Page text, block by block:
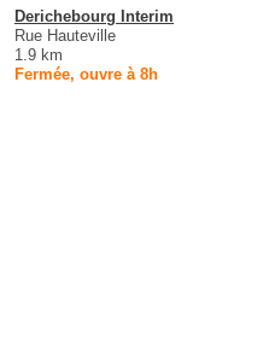
Derichebourg Interim
Rue Hauteville
1.9 km
Fermée, ouvre à 8h